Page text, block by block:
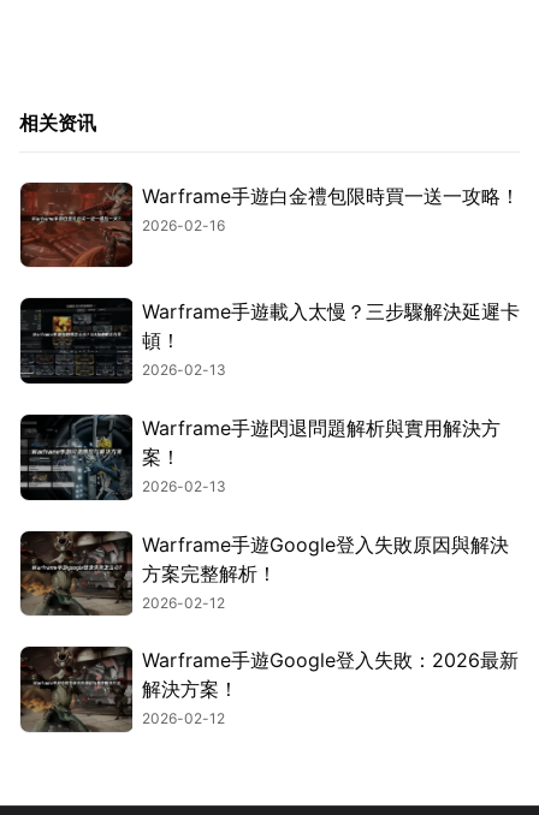
相关资讯
Warframe手遊白金禮包限時買一送一攻略！
2026-02-16
Warframe手遊載入太慢？三步驟解決延遲卡
頓！
2026-02-13
Warframe手遊閃退問題解析與實用解決方
案！
2026-02-13
Warframe手遊Google登入失敗原因與解決
方案完整解析！
2026-02-12
Warframe手遊Google登入失敗：2026最新
解決方案！
2026-02-12